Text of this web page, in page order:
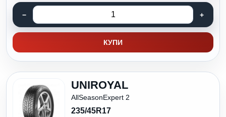
КУПИ
UNIROYAL
AllSeasonExpert 2
235/45R17